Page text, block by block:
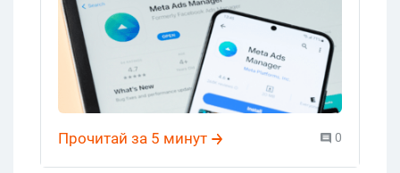
результата. Главный вопрос не в
самом сбое — это баг или новая
реальность алгоритма?
Прочитай за 5 минут 0